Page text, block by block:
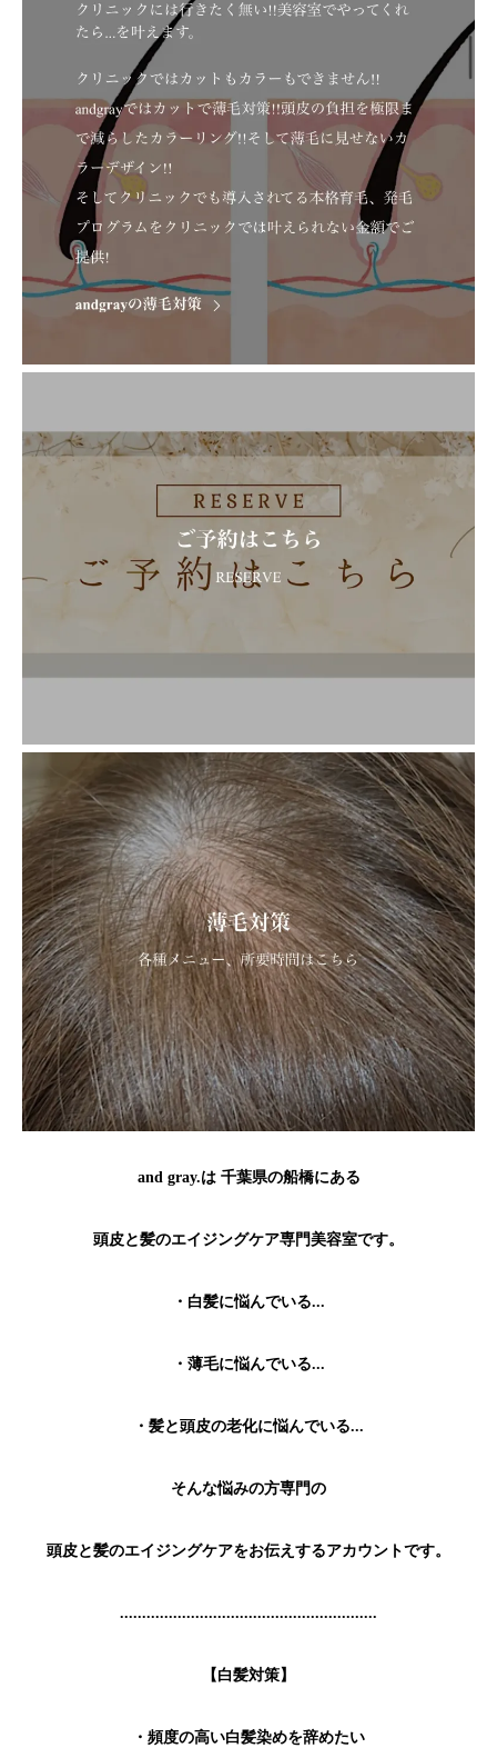
and gray.は 千葉県の船橋にある
頭皮と髪のエイジングケア専門美容室です。
・白髪に悩んでいる...
・薄毛に悩んでいる...
・髪と頭皮の老化に悩んでいる...
そんな悩みの方専門の
頭皮と髪のエイジングケアをお伝えするアカウントです。
..........................................................
【白髪対策】
・頻度の高い白髪染めを辞めたい